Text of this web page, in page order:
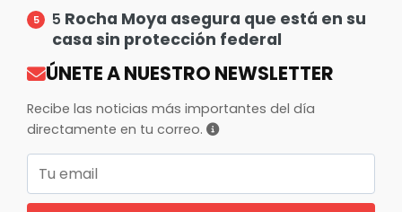
5 Rocha Moya asegura que está en su
casa sin protección federal
ÚNETE A NUESTRO NEWSLETTER
Recibe las noticias más importantes del día
directamente en tu correo.
Correo electrónico